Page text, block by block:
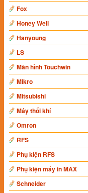
Fox
Honey Well
Hanyoung
LS
Màn hình Touchwin
Mikro
Mitsubishi
Máy thổi khí
Omron
RFS
Phụ kiện RFS
Phụ kiện máy in MAX
Schneider